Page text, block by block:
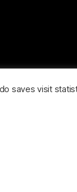
saves visit